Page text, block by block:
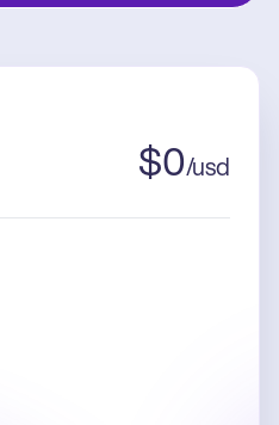
$0/usd